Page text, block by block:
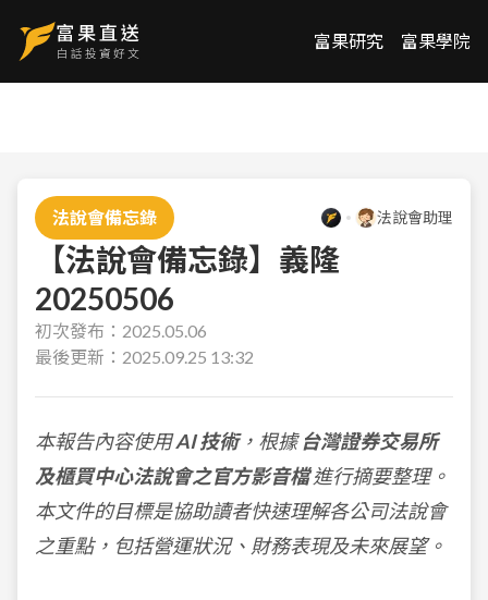
富果研究 富果學院
法說會備忘錄 法說會助理
【法說會備忘錄】義隆
20250506
初次發布： 2025.05.06
最後更新： 2025.09.25 13:32
本報告內容使用AI 技術，根據台灣證券交易所
及櫃買中心法說會之官方影音檔進行摘要整理。
本文件的目標是協助讀者快速理解各公司法說會
之重點，包括營運狀況、財務表現及未來展望。